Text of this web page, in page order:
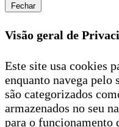
Fechar
Visão geral de
Este site usa cookies
enquanto navega pelo
são categorizados
armazenados no seu
para o funcionamento